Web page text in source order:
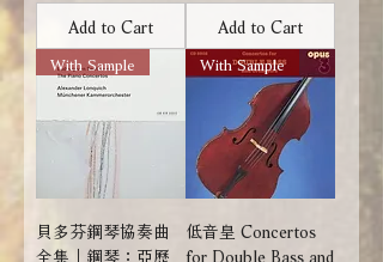
Add to Cart
Add to Cart
With Sample
貝多芬鋼琴協奏曲
全集｜鋼琴：亞歷
With Sample
低音皇 Concertos
for Double Bass and